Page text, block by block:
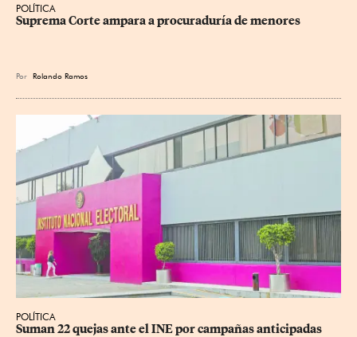
POLÍTICA
Suprema Corte ampara a procuraduría de menores
Por Rolando Ramos
POLÍTICA
Suman 22 quejas ante el INE por campañas anticipadas